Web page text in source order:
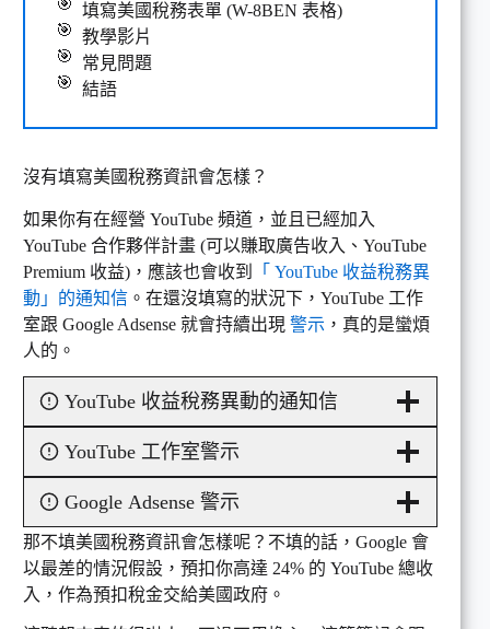
填寫美國稅務表單 (W-8BEN 表格)
教學影片
常見問題
結語
沒有填寫美國稅務資訊會怎樣？
如果你有在經營 YouTube 頻道，並且已經加入
YouTube 合作夥伴計畫 (可以賺取廣告收入、YouTube
Premium 收益)，應該也會收到
「 YouTube 收益稅務異
動」的通知信 。在還沒填寫的狀況下，YouTube 工作
室跟 Google Adsense 就會持續出現 警示 ，真的是蠻煩
人的。
YouTube 收益稅務異動的通知信
YouTube 工作室警示
Google Adsense 警示
那不填美國稅務資訊會怎樣呢？不填的話，Google 會
以最差的情況假設，預扣你高達 24% 的 YouTube 總收
入，作為預扣稅金交給美國政府。